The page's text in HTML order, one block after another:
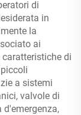
di
in
la
ai
di
a sistemi
valvole di